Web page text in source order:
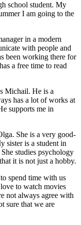
school student. My
I am going to the
in a modern
with people and
been working there for
a free time to read
Michail. He is a
has a lot of works at
supports me in
She is a very good-
sister is a student in
studies psychology
it is not just a hobby.
spend time with us
to watch movies
not always agree with
sure that we are